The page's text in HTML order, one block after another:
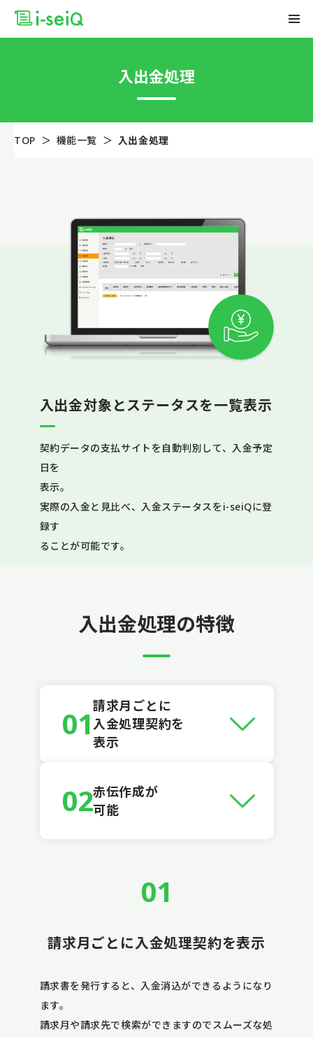
入出金処理
TOP 機能一覧 入出金処理
入出金対象とステータスを一覧表示
契約データの支払サイトを自動判別して、入金予定
日を
表示。
実際の入金と見比べ、入金ステータスをi-seiQに登
録す
ることが可能です。
入出金処理の特徴
01請求月ごとに
入金処理契約を
表示
02赤伝作成が
可能
01
請求月ごとに入金処理契約を表示
請求書を発行すると、入金消込ができるようになり
ます。
請求月や請求先で検索ができますのでスムーズな処